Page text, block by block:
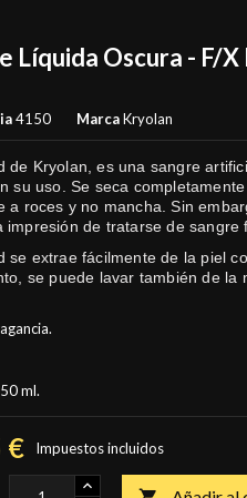
Líquida Oscura - F/
4150 MarcaKryolan
de Kryolan, es una sangre
su uso. Se seca
a roces y no mancha. Sin
impresión de tratarse de sangre
se extrae fácilmente de la piel
se puede lavar también de la
ml.
€ Impuestos incluidos